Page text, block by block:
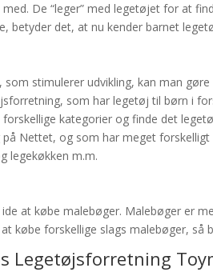
De “leger” med legetøjet for at
betyder det, at nu kender barnet
stimulerer udvikling, kan man
som har legetøj til børn i
forskellige kategorier og finde det
på Nettet, og som har meget
legekøkken m.m.
at købe malebøger. Malebøger er
købe forskellige slags malebøger, så
Legetøjsforretning